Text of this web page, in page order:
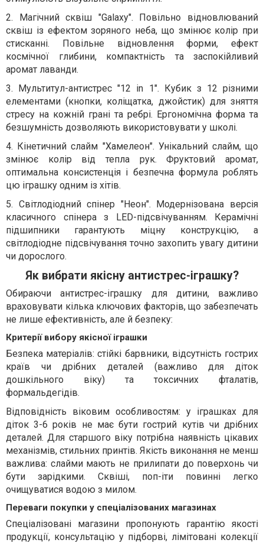
2. Магічний сквіш "Galaxy". Повільно відновлюваний
сквіш із ефектом зоряного неба, що змінює колір при
стисканні. Повільне відновлення форми, ефект
космічної глибини, компактність та заспокійливий
аромат лаванди.
3. Мультитул-антистрес "12 in 1". Кубик з 12 різними
елементами (кнопки, коліщатка, джойстик) для зняття
стресу на кожній грані та ребрі. Ергономічна форма та
безшумність дозволяють використовувати у школі.
4. Кінетичний слайм "Хамелеон". Унікальний слайм, що
змінює колір від тепла рук. Фруктовий аромат,
оптимальна консистенція і безпечна формула роблять
цю іграшку одним із хітів.
5. Світлодіодний спінер "Неон". Модернізована версія
класичного спінера з LED-підсвічуванням. Керамічні
підшипники гарантують міцну конструкцію, а
світлодіодне підсвічування точно захопить увагу дитини
чи дорослого.
Як вибрати якісну антистрес-іграшку?
Обираючи антистрес-іграшку для дитини, важливо
враховувати кілька ключових факторів, що забезпечать
не лише ефективність, але й безпеку:
Критерії вибору якісної іграшки
Безпека матеріалів: стійкі барвники, відсутність гострих
країв чи дрібних деталей (важливо для діток
дошкільного віку) та токсичних фталатів,
формальдегідів.
Відповідність віковим особливостям: у іграшках для
діток 3-6 років не має бути гострий кутів чи дрібних
деталей. Для старшого віку потрібна наявність цікавих
механізмів, стильних принтів. Якість виконання не менш
важлива: слайми мають не прилипати до поверхонь чи
бути зарідкими. Сквіші, поп-іти повинні легко
очищуватися водою з милом.
Переваги покупки у спеціалізованих магазинах
Спеціалізовані магазини пропонують гарантію якості
продукції, консультацію у підборві, лімітовані колекції